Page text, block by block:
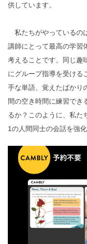
供しています。
私たちがやっているの
講師にとって最高の学習
考えることです。同じ趣
にグループ指導を受ける
手な単語、覚えたばかり
間の空き時間に練習でき
るか？このように、私た
1の人間同士の会話を強